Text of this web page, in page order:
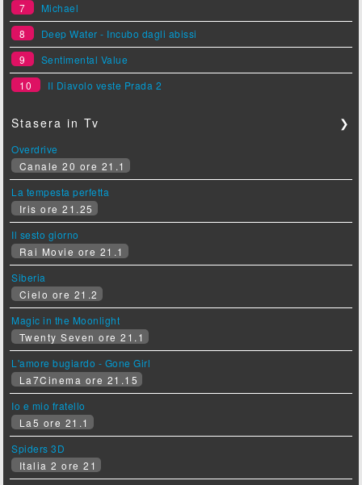
7
Michael
8
Deep Water - Incubo dagli abissi
9
Sentimental Value
10
Il Diavolo veste Prada 2
Stasera in Tv ❯
Overdrive
Canale 20 ore 21.1
La tempesta perfetta
Iris ore 21.25
Il sesto giorno
Rai Movie ore 21.1
Siberia
Cielo ore 21.2
Magic in the Moonlight
Twenty Seven ore 21.1
L'amore bugiardo - Gone Girl
La7Cinema ore 21.15
Io e mio fratello
La5 ore 21.1
Spiders 3D
Italia 2 ore 21